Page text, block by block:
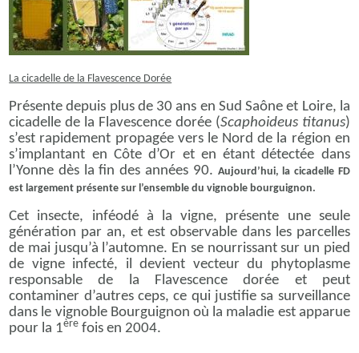
La cicadelle de la Flavescence Dorée
Présente depuis plus de 30 ans en Sud Saône et Loire, la
cicadelle de la Flavescence dorée (Scaphoideus titanus)
s’est rapidement propagée vers le Nord de la région en
s’implantant en Côte d’Or et en étant détectée dans
l’Yonne dès la fin des années 90. Aujourd’hui, la cicadelle FD
est largement présente sur l’ensemble du vignoble bourguignon.
Cet insecte, inféodé à la vigne, présente une seule
génération par an, et est observable dans les parcelles
de mai jusqu’à l’automne. En se nourrissant sur un pied
de vigne infecté, il devient vecteur du phytoplasme
responsable de la Flavescence dorée et peut
contaminer d’autres ceps, ce qui justifie sa surveillance
dans le vignoble Bourguignon où la maladie est apparue
pour la 1ère fois en 2004.